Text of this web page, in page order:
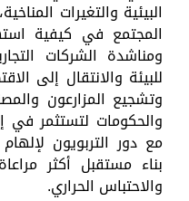
البيئية والتغيرات
المجتمع في كيفية
ومناشدة الشركات
للبيئة والانتقال إلى
وتشجيع المزارعون
والحكومات لتستثمر في
مع دور التربويون
بناء مستقبل أكثر
والاحتباس الحراري.